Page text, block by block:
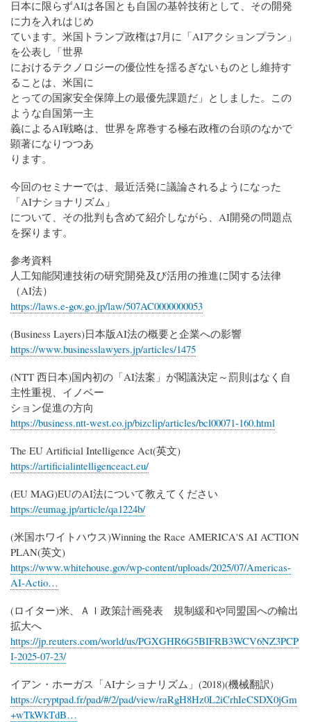
日本に限らずAIは各国とも自国の基幹技術として、その開発
に力を入れはじめ
ています。米国トランプ政権は7月に「AIアクションプラン」
を公表し「世界
におけるテクノロジーの優位性を揺るぎないものとし維持す
ることは、米国に
とっての国家安全保障上の最優先課題だ」としました。この
ような自国第一主
義によるAI戦略は、世界を席巻する極右政権の台頭のなかで
顕著になりつつあ
ります。
今回のセミナーでは、最近活発に議論されるようになった
「AIナショナリズム」
について、その批判も含めて紹介しながら、AI開発の問題点
を探ります。
参考資料
人工知能関連技術の研究開発及び活用の推進に関する法律
（AI法）
https://laws.e-gov.go.jp/law/507AC0000000053
(Business Layers)日本版AI法の概要と企業への影響
https://www.businesslawyers.jp/articles/1475
(NTT 西日本)国内初の「AI法案」が閣議決定～罰則はなく自
主性重視、イノベー
ション促進の方向
https://business.ntt-west.co.jp/bizclip/articles/bcl00071-160.html
The EU Artificial Intelligence Act(英文)
https://artificialintelligenceact.eu/
(EU MAG)EUのAI法について教えてください
https://eumag.jp/article/qa1224b/
(米国ホワイトハウス)Winning the Race AMERICA'S AI ACTION
PLAN(英文)
https://www.whitehouse.gov/wp-content/uploads/2025/07/Americas-
AI-Actio…
(ロイター)米、ＡＩ政策計画発表 規制緩和や同盟国への輸出
拡大へ
https://jp.reuters.com/world/us/PGXGHR6G5BIFRB3WCV6NZ3PCP
I-2025-07-23/
イアン・ホーガス「AIナショナリズム」(2018)(機械翻訳)
https://cryptpad.fr/pad/#/2/pad/view/raRgH8Hz0L2iCrhIeCSDX0jGm
+wTkWkTdB…